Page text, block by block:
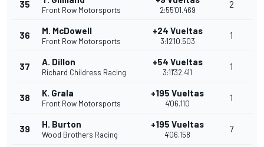
35
Front Row Motorsports 2:55'01.469
2
36 M. McDowell
Front Row Motorsports
+24 Vueltas
3:12'10.503
1
37 A. Dillon
Richard Childress Racing
+54 Vueltas
3:11'32.411
1
38 K. Grala
Front Row Motorsports
+195 Vueltas
4'06.110
1
39 H. Burton
Wood Brothers Racing
+195 Vueltas
4'06.158
7